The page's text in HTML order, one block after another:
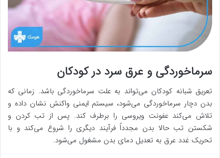
سرماخوردگی و عرق سرد در کودکان
تعریق شبانه کودکان می‌تواند به علت سرماخوردگی باشد. زمانی که
بدن دچار سرماخوردگی می‌شود، سیستم ایمنی واکنش نشان داده و
تلاش می‌کند عفونت ویروسی را برطرف کند. پس از تب کردن و
شکستن تب حالا بدن مجدداً فرآیند دیگری را شروع می‌کند و با
تحریک غدد عرق به تعدیل دمای بدن مشغول می‌شود.